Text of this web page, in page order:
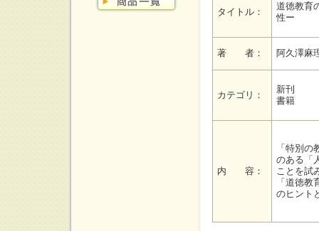
タイトル：
道徳教育
性ー
著 者： 阿久澤麻
カテゴリ：
新刊
書籍
内 容：
「特別
のある「
ことを試
「道徳
のヒント